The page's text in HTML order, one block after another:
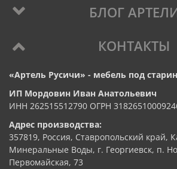
БЛОГ
КОНТАКТЫ
«Артель Русичи» - мебель под
ИП Мордовин Иван Анатольевич
ИНН 262515512790 ОГРН
Адрес производства:
357819, Россия, Ставропольский край,
Минеральные Воды, г. Георгиевск, п.
Первомайская, 73